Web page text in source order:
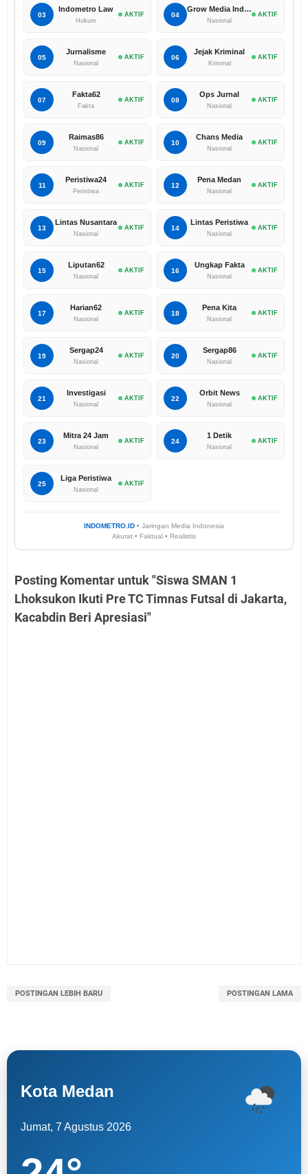
03
Indometro Law
Hukum
AKTIF 04
Grow Media Indonesia
Nasional
AKTIF
05
Jurnalisme
Nasional
AKTIF 06
Jejak Kriminal
Kriminal
AKTIF
07
Fakta62
Fakta
AKTIF 08
Ops Jurnal
Nasional
AKTIF
09
Raimas86
Nasional
AKTIF 10
Chans Media
Nasional
AKTIF
11
Peristiwa24
Peristiwa
AKTIF 12
Pena Medan
Nasional
AKTIF
13
Lintas Nusantara
Nasional
AKTIF 14
Lintas Peristiwa
Nasional
AKTIF
15
Liputan62
Nasional
AKTIF 16
Ungkap Fakta
Nasional
AKTIF
17
Harian62
Nasional
AKTIF 18
Pena Kita
Nasional
AKTIF
19
Sergap24
Nasional
AKTIF 20
Sergap86
Nasional
AKTIF
21
Investigasi
Nasional
AKTIF 22
Orbit News
Nasional
AKTIF
23
Mitra 24 Jam
Nasional
AKTIF 24
1 Detik
Nasional
AKTIF
25
Liga Peristiwa
Nasional
AKTIF
INDOMETRO.ID • Jaringan Media Indonesia
Akurat • Faktual • Realistis
Posting Komentar untuk "Siswa SMAN 1
Lhoksukon Ikuti Pre TC Timnas Futsal di Jakarta,
Kacabdin Beri Apresiasi"
POSTINGAN LEBIH BARU POSTINGAN LAMA
Kota Medan
Jumat, 7 Agustus 2026